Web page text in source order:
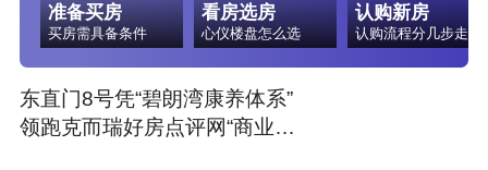
准备买房
买房需具备条件
看房选房
心仪楼盘怎么选
认购新房
认购流程分几步走
东直门8号凭“碧朗湾康养体系”
领跑克而瑞好房点评网“商业配